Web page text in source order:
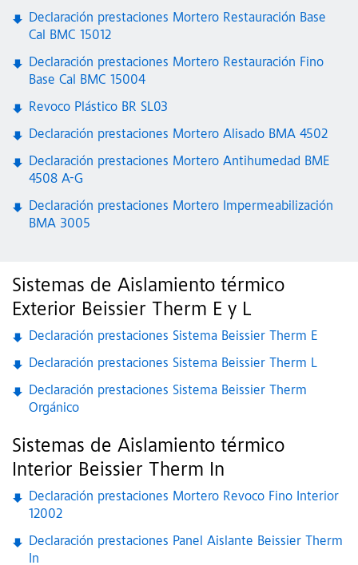
Declaración prestaciones Mortero Restauración Base
Cal BMC 15012
Declaración prestaciones Mortero Restauración Fino
Base Cal BMC 15004
Revoco Plástico BR SL03
Declaración prestaciones Mortero Alisado BMA 4502
Declaración prestaciones Mortero Antihumedad BME
4508 A-G
Declaración prestaciones Mortero Impermeabilización
BMA 3005
Sistemas de Aislamiento térmico
Exterior Beissier Therm E y L
Declaración prestaciones Sistema Beissier Therm E
Declaración prestaciones Sistema Beissier Therm L
Declaración prestaciones Sistema Beissier Therm
Orgánico
Sistemas de Aislamiento térmico
Interior Beissier Therm In
Declaración prestaciones Mortero Revoco Fino Interior
12002
Declaración prestaciones Panel Aislante Beissier Therm
In